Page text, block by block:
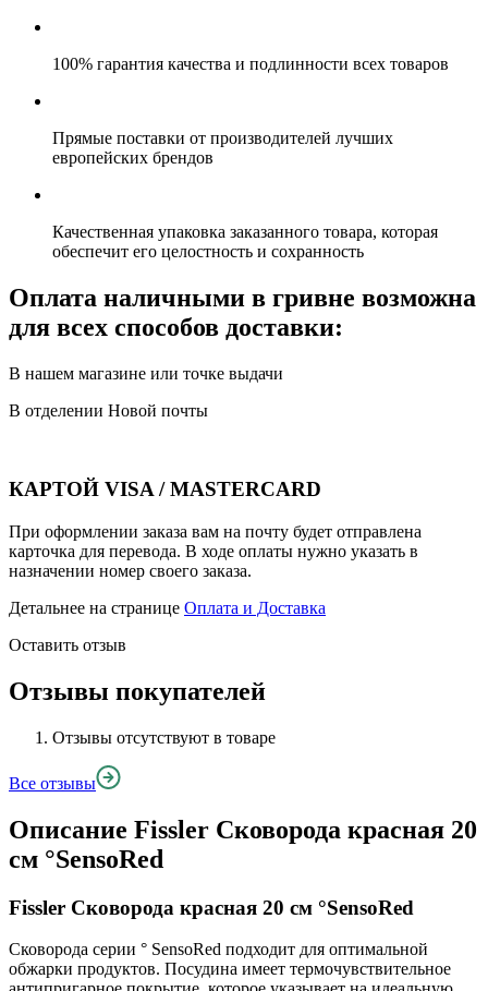
100% гарантия качества и подлинности всех товаров
Прямые поставки от производителей лучших
европейских брендов
Качественная упаковка заказанного товара, которая
обеспечит его целостность и сохранность
Оплата наличными в гривне возможна
для всех способов доставки:
В нашем магазине или точке выдачи
В отделении Новой почты
КАРТОЙ VISA / MASTERCARD
При оформлении заказа вам на почту будет отправлена
карточка для перевода. В ходе оплаты нужно указать в
назначении номер своего заказа.
Детальнее на странице Оплата и Доставка
Оставить отзыв
Отзывы покупателей
Отзывы отсутствуют в товаре
Все отзывы
Описание Fissler Сковорода красная 20
см °SensoRed
Fissler Сковорода красная 20 см °SensoRed
Сковорода серии ° SensoRed подходит для оптимальной
обжарки продуктов. Посудина имеет термочувствительное